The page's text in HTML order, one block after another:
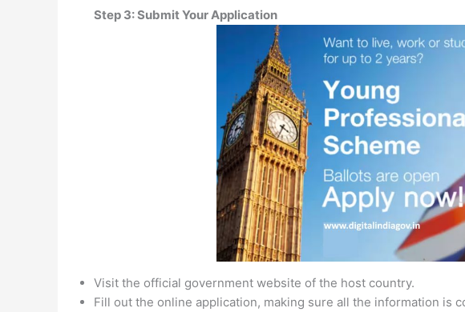
Step 3: Submit Your Application
Visit the official government website of the host country.
Fill out the online application, making sure all the information is